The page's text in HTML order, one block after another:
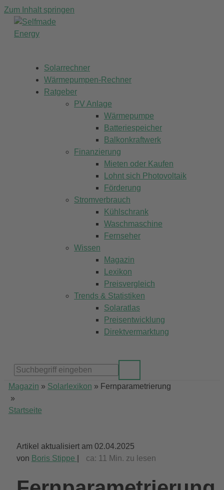
Zum Inhalt springen
Solarrechner
Wärmepumpen-Rechner
Ratgeber
PV Anlage
Wärmepumpe
Batteriespeicher
Balkonkraftwerk
Finanzierung
Mieten oder Kaufen
Lohnt sich Photovoltaik
Förderung
Stromverbrauch
Kühlschrank
Waschmaschine
Fernseher
Wissen
Magazin
Lexikon
Preisvergleich
Trends & Statistiken
Solaratlas
Preisentwicklung
Direktvermarktung
Startseite
»
Magazin » Solarlexikon » Fernparametrierung
Artikel aktualisiert am 02.04.2025
von Boris Stippe ca: 11 Min. zu lesen